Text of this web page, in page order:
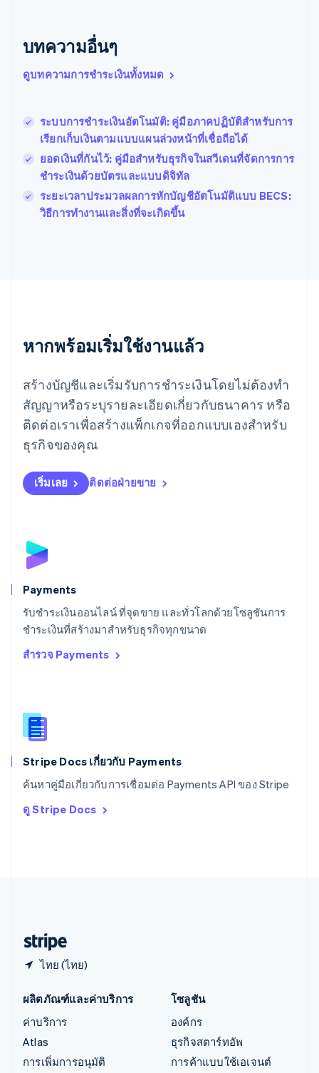
บทความอื่นๆ
ดูบทความการชำระเงินทั้งหมด
ระบบการชำระเงินอัตโนมัติ: คู่มือภาคปฏิบัติสำหรับการ
เรียกเก็บเงินตามแบบแผนล่วงหน้าที่เชื่อถือได้
ยอดเงินที่กันไว้: คู่มือสำหรับธุรกิจในสวีเดนที่จัดการการ
ชำระเงินด้วยบัตรและแบบดิจิทัล
ระยะเวลาประมวลผลการหักบัญชีอัตโนมัติแบบ BECS:
วิธีการทำงานและสิ่งที่จะเกิดขึ้น
หากพร้อมเริ่มใช้งานแล้ว
สร้างบัญชีและเริ่มรับการชำระเงินโดยไม่ต้องทำ
สัญญาหรือระบุรายละเอียดเกี่ยวกับธนาคาร หรือ
ติดต่อเราเพื่อสร้างแพ็กเกจที่ออกแบบเองสำหรับ
ธุรกิจของคุณ
เริ่มเลย ติดต่อฝ่ายขาย
Payments
รับชำระเงินออนไลน์ ที่จุดขาย และทั่วโลกด้วยโซลูชันการ
ชำระเงินที่สร้างมาสำหรับธุรกิจทุกขนาด
สำรวจ Payments
Stripe Docs เกี่ยวกับ Payments
ค้นหาคู่มือเกี่ยวกับการเชื่อมต่อ Payments API ของ Stripe
ดู Stripe Docs
ไทย (ไทย)
Français
โปรตุเกส
โปแลนด์
FrançaisEnglish
ฟินแลนด์
มอลตา
English
มาเลเซีย
English
เม็กซิโก
ลักเซมเบิร์ก
Français Deutsch English
English
ลิกเตนสไตน์
DeutschEnglish
ลิทัวเนีย
English
สเปน
สโลวาเกีย
English
Deutsch
สวีเดน
สหรัฐอเมริกา
English Español简体中文
สหรัฐอาหรับเอมิเรตส์
สหราชอาณาจักร
สิงคโปร์
English
ออสเตรเลีย
English
DeutschEnglish
ItalianoEnglish
ผลิตภัณฑ์และค่าบริการ
ค่าบริการ
Atlas
การเพิ่มการอนุมัติ
โซลูชัน
องค์กร
ธุรกิจสตาร์ทอัพ
การค้าแบบใช้เอเจนต์